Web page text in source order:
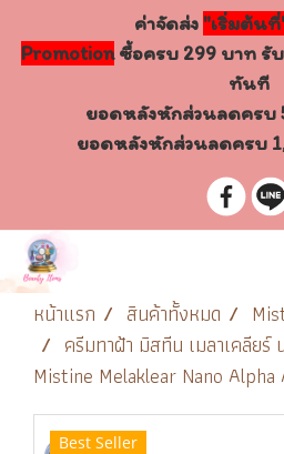
ค่าจัดส่ง "เริ่มต้น
Promotionซื้อครบ 299 บาท รั
ทันที
ยอดหลังหักส่วนลดครบ
ยอดหลังหักส่วนลดครบ
หน้าแรก สินค้าทั้งหมด
ครีมทาฝ้า มิสทีน เมลาเคลียร์
Mistine Melaklear Nano
Best Seller